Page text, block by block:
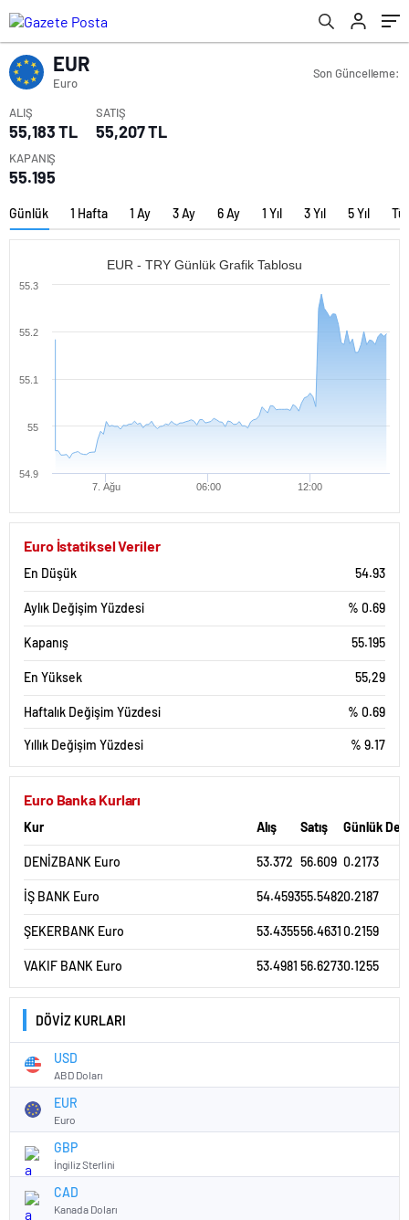
EUR
Euro
Son Güncelleme:
ALIŞ
55,183 TL
SATIŞ
55,207 TL
KAPANIŞ
55.195
Günlük 1 Hafta 1 Ay 3 Ay 6 Ay 1 Yıl 3 Yıl 5 Yıl
EUR - TRY Günlük Grafik Tablosu
7. Ağu 12:00
06:00
54.9
55
55.1
55.2
55.3
Euro İstatiksel Veriler
En Düşük 54.93
Aylık Değişim Yüzdesi % 0.69
Kapanış 55.195
En Yüksek 55,29
Haftalık Değişim Yüzdesi % 0.69
Yıllık Değişim Yüzdesi % 9.17
Euro Banka Kurları
Kur Alış Satış Günlük
DENİZBANK Euro 53.372 56.609 0.2173
İŞ BANK Euro 54.459355.54820.2187
ŞEKERBANK Euro 53.435556.46310.2159
VAKIF BANK Euro 53.4981 56.62730.1255
DÖVİZ KURLARI
USD
ABD Doları
EUR
Euro
GBP
İngiliz Sterlini
CAD
Kanada Doları